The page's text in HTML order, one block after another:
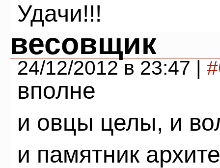
Удачи!!!
весовщик
24/12/2012 в 23:47 |
вполне
и овцы целы, и
и памятник